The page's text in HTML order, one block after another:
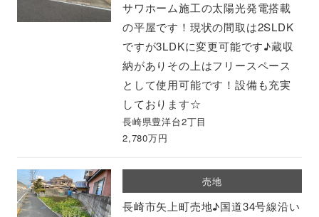
サワホーム施工の太陽光発電搭載
の平屋です！現状の間取は2SLDK
ですが3LDKに変更可能です♪蔵収
納がありその上はフリースペース
として使用可能です！設備も充実
しております☆
長崎県豊洋台2丁目
2,780万円
売地
長崎市矢上町売地♪国道34号線沿い